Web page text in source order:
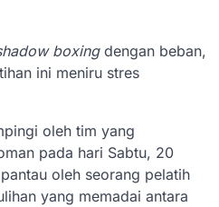
boxingdengan beban,
ini meniru stres
oleh tim yang
pada hari Sabtu, 20
oleh seorang pelatih
yang memadai antara